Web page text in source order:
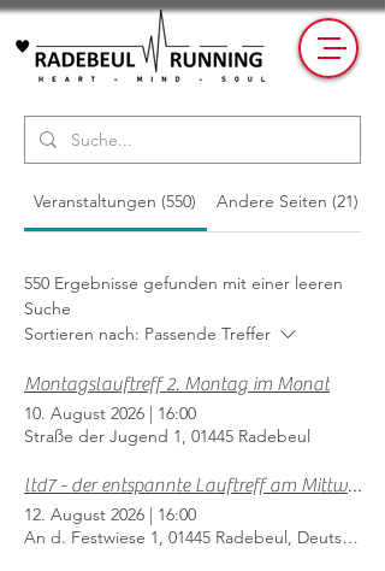
Veranstaltungen (550) Andere Seiten (21)
550 Ergebnisse gefunden mit einer leeren
Suche
Sortieren nach: Passende Treffer
Montagslauftreff 2. Montag im Monat
10. August 2026 | 16:00
Straße der Jugend 1, 01445 Radebeul
ltd7 - der entspannte Lauftreff am Mittwoch
12. August 2026 | 16:00
An d. Festwiese 1, 01445 Radebeul, Deutschland